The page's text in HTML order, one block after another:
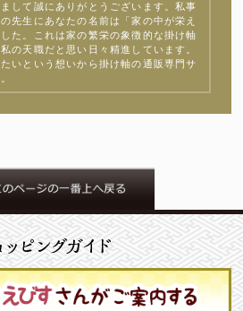
して誠にありがとうございます。私事
先生にあなたの名前は「家の中が栄え
た。これは家の繁栄の象徴的な掛け軸
の天職だと思い日々精進しています。
いという想いから掛け軸の通販専門サ